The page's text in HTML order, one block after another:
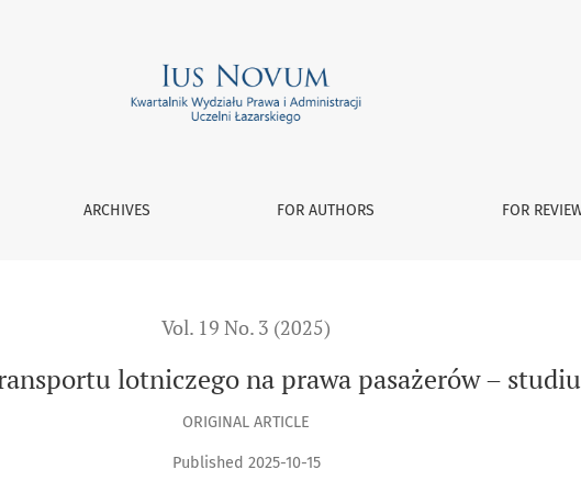
pasażerów – studium przypadku
ARCHIVES FOR AUTHORS FOR
Vol. 19 No. 3 (2025)
lotniczego na prawa pasażerów –
ORIGINAL ARTICLE
Published 2025-10-15